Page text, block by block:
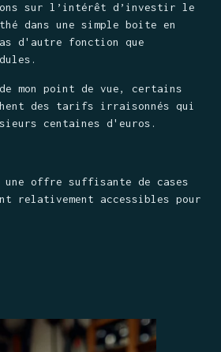
sur l’intérêt d’investir le
dans une simple boite en
d'autre fonction que
mon point de vue, certains
des tarifs irraisonnés qui
centaines d'euros.
une offre suffisante de cases
relativement accessibles pour